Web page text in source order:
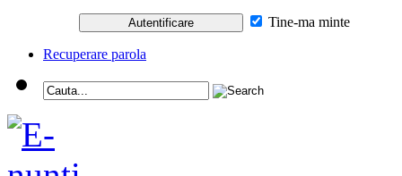
Tine-ma minte
Recuperare parola